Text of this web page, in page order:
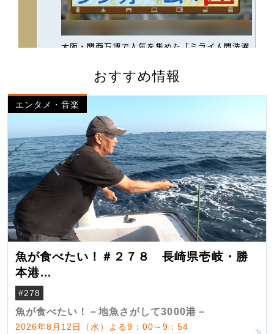
おすすめ情報
エンタメ・音楽
魚が食べたい！＃２７８ 長崎県壱岐・勝
本港
（クロマグロ）
#278
魚が食べたい！－地魚さがして3000港－
2026年8月12日（水）よる9：00～9：54